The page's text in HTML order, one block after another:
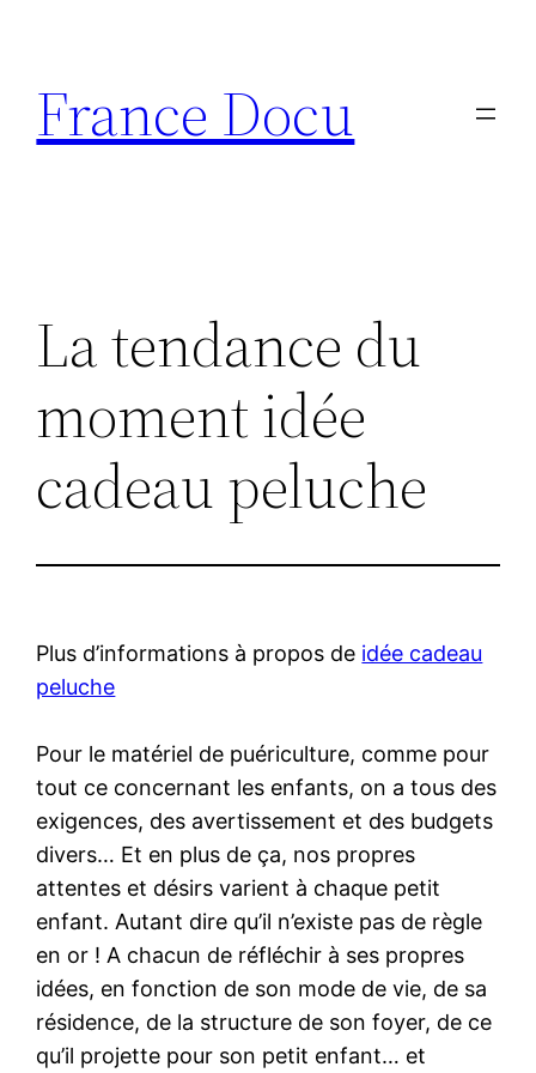
contenu
France Docu
La tendance du
moment idée
cadeau peluche
Plus d’informations à propos de idée cadeau
peluche
Pour le matériel de puériculture, comme pour
tout ce concernant les enfants, on a tous des
exigences, des avertissement et des budgets
divers… Et en plus de ça, nos propres
attentes et désirs varient à chaque petit
enfant. Autant dire qu’il n’existe pas de règle
en or ! A chacun de réfléchir à ses propres
idées, en fonction de son mode de vie, de sa
résidence, de la structure de son foyer, de ce
qu’il projette pour son petit enfant… et